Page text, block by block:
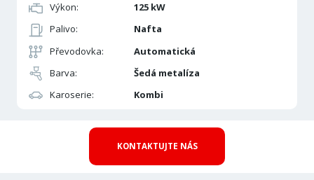
Výkon:
125 kW
Palivo:
Nafta
Převodovka:
Automatická
Barva:
Šedá metalíza
Karoserie:
Kombi
KONTAKTUJTE NÁS